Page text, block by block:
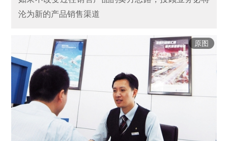
沦为新的产品销售渠道
原图